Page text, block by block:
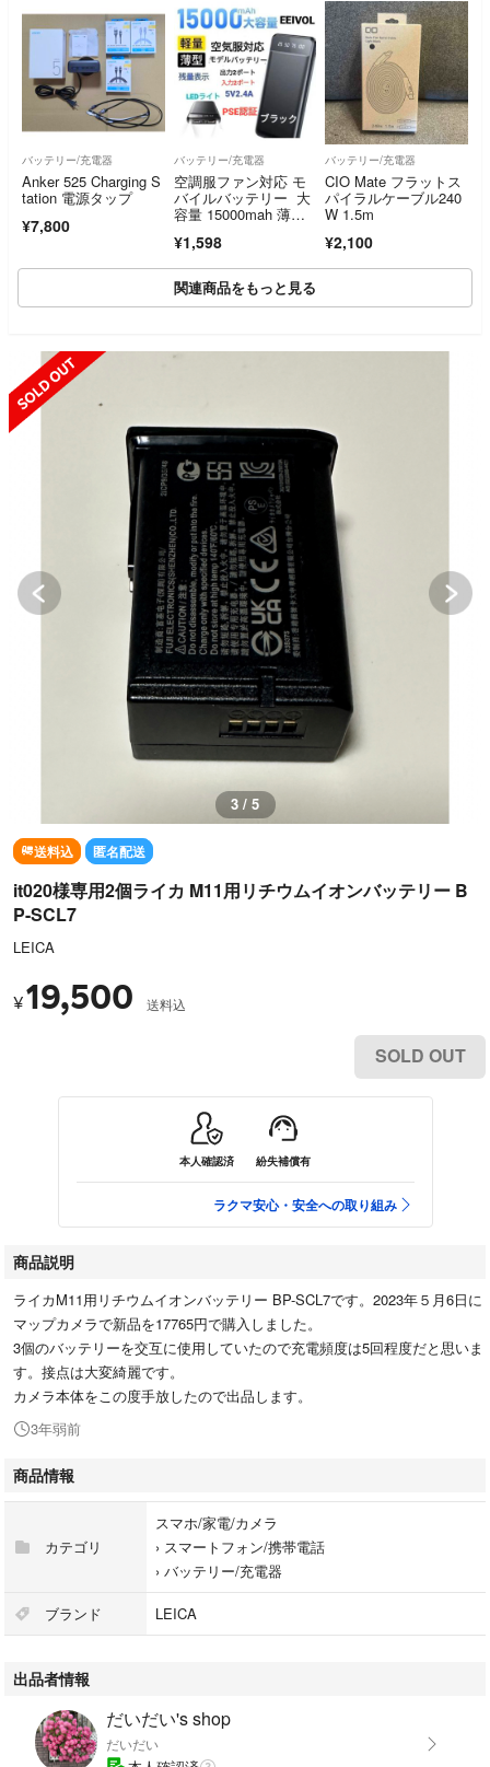
バッテリー/充電器
Anker 525 Charging S
tation 電源タップ
¥7,800
バッテリー/充電器
空調服ファン対応 モ
バイルバッテリー 大
容量 15000mah 薄
ト PSE認証 ブラッ
ク 新品！
¥1,598
バッテリー/充電器
CIO Mate フラットス
パイラルケーブル240
W 1.5m
¥2,100
関連商品をもっと見る
SOLD OUT
3 / 5
送料込 匿名配送
it020様専用2個ライカ M11用リチウムイオンバッテリー B
P-SCL7
LEICA
¥19,500 送料込
SOLD OUT
本人確認済 紛失補償有
ラクマ安心・安全への取り組み
商品説明
ライカM11用リチウムイオンバッテリー BP-SCL7です。2023年５月6日に
マップカメラで新品を17765円で購入しました。
3個のバッテリーを交互に使用していたので充電頻度は5回程度だと思いま
す。接点は大変綺麗です。
カメラ本体をこの度手放したので出品します。
3年弱前
商品情報
カテゴリ
スマホ/家電/カメラ
› スマートフォン/携帯電話
› バッテリー/充電器
ブランド LEICA
出品者情報
だいだい's shop
だいだい